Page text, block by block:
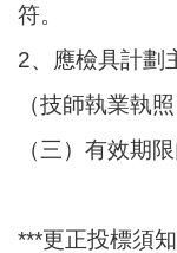
符。
2、應檢具計劃
（技師執業執照
（三）有效期
***更正投標須